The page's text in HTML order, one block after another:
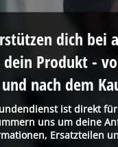
ist direkt
uns um deine
Ersatzteilen
dich bei
Produkt -
und nach dem